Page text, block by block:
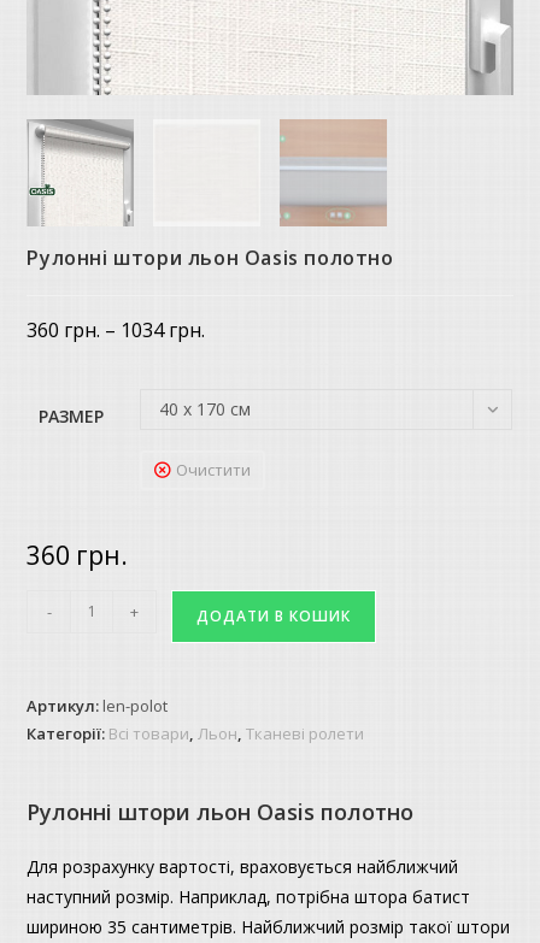
Рулонні штори льон Oasis полотно
360 грн. – 1034грн.
РАЗМЕР
40 х 170 см
Очистити
360 грн.
полотно
- + ДОДАТИ В КОШИК
Артикул: len-polot
Категорії: Всі товари,Льон,Тканеві ролети
Рулонні штори льон Oasis полотно
Для розрахунку вартості, враховується найближчий
наступний розмір. Наприклад, потрібна штора батист
шириною 35 сантиметрів. Найближчий розмір такої штори